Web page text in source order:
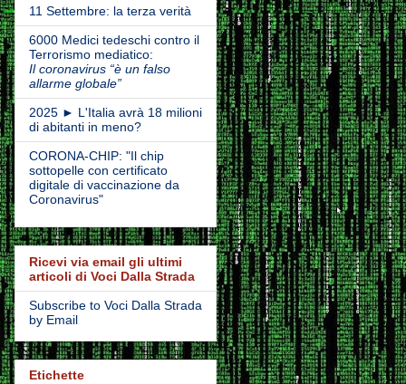
11 Settembre: la terza verità
6000 Medici tedeschi contro il
Terrorismo mediatico:
Il coronavirus “è un falso
allarme globale”
2025 ► L'Italia avrà 18 milioni
di abitanti in meno?
CORONA-CHIP: "Il chip
sottopelle con certificato
digitale di vaccinazione da
Coronavirus"
Ricevi via email gli ultimi
articoli di Voci Dalla Strada
Subscribe to Voci Dalla Strada
by Email
Etichette